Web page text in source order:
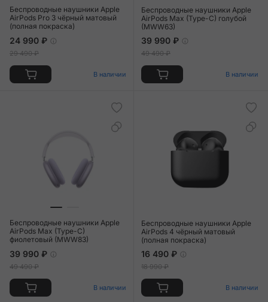
Беспроводные наушники Apple
AirPods Pro 3 чёрный матовый
(полная покраска)
24 990 ₽
29 490 ₽
В наличии
Беспроводные наушники Apple
AirPods Max (Type-C) голубой
(MWW63)
39 990 ₽
49 490 ₽
В наличии
Беспроводные наушники Apple
AirPods Max (Type-C)
фиолетовый (MWW83)
39 990 ₽
49 490 ₽
В наличии
Беспроводные наушники Apple
AirPods 4 чёрный матовый
(полная покраска)
16 490 ₽
18 990 ₽
В наличии